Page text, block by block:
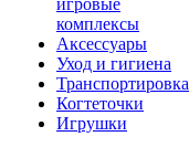
игровые
комплексы
Аксессуары
Уход и гигиена
Транспортировка
Когтеточки
Игрушки